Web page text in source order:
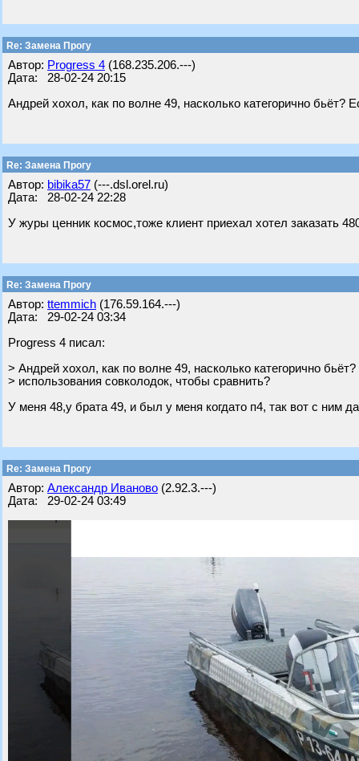
Re: Замена Прогу
Автор: Progress 4 (168.235.206.---)
Дата: 28-02-24 20:15
Андрей хохол, как по волне 49, насколько категорично бьёт?
Re: Замена Прогу
Автор: bibika57 (---.dsl.orel.ru)
Дата: 28-02-24 22:28
У журы ценник космос,тоже клиент приехал хотел заказать
Re: Замена Прогу
Автор: ttemmich (176.59.164.---)
Дата: 29-02-24 03:34
Progress 4 писал:
> Андрей хохол, как по волне 49, насколько категорично
> использования совколодок, чтобы сравнить?
У меня 48,у брата 49, и был у меня когдато п4, так вот с ним
Re: Замена Прогу
Автор: Александр Иваново (2.92.3.---)
Дата: 29-02-24 03:49